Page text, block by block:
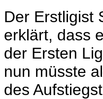
Der Erstligist
erklärt, dass
der Ersten
nun müsste
des